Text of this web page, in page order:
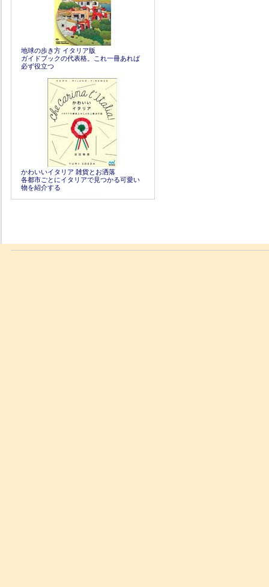
地球の歩き方 イタリア版
ガイドブックの代表格。これ一冊あれば
必ず役立つ
かわいいイタリア 雑貨とお洒落
各都市ごとにイタリアで見つかる可愛い
物を紹介する